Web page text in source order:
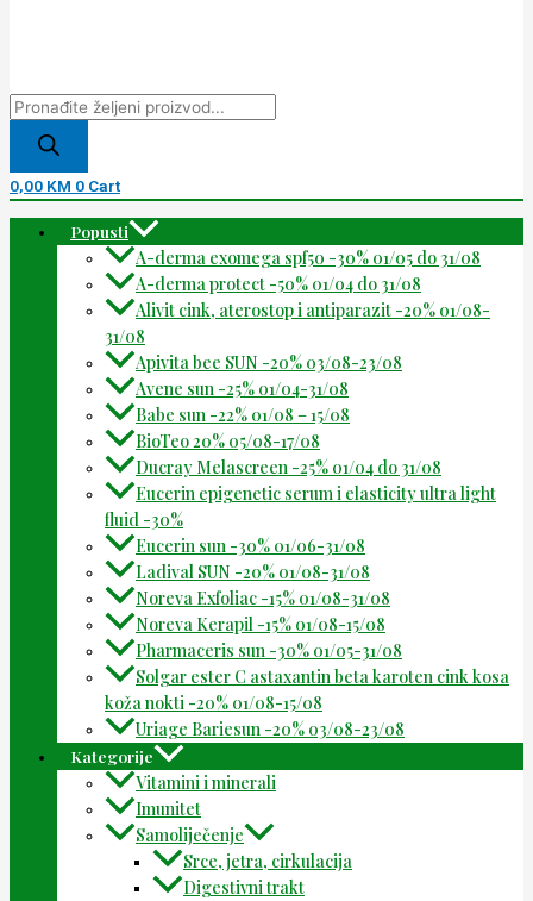
0,00 KM 0 Cart
Popusti
A-derma exomega spf50 -30% 01/05 do 31/08
A-derma protect -50% 01/04 do 31/08
Alivit cink, aterostop i antiparazit -20% 01/08-
31/08
Apivita bee SUN -20% 03/08-23/08
Avene sun -25% 01/04-31/08
Babe sun -22% 01/08 – 15/08
BioTeo 20% 05/08-17/08
Ducray Melascreen -25% 01/04 do 31/08
Eucerin epigenetic serum i elasticity ultra light
fluid -30%
Eucerin sun -30% 01/06-31/08
Ladival SUN -20% 01/08-31/08
Noreva Exfoliac -15% 01/08-31/08
Noreva Kerapil -15% 01/08-15/08
Pharmaceris sun -30% 01/05-31/08
Solgar ester C astaxantin beta karoten cink kosa
koža nokti -20% 01/08-15/08
Uriage Bariesun -20% 03/08-23/08
Kategorije
Vitamini i minerali
Imunitet
Samoliječenje
Srce, jetra, cirkulacija
Digestivni trakt